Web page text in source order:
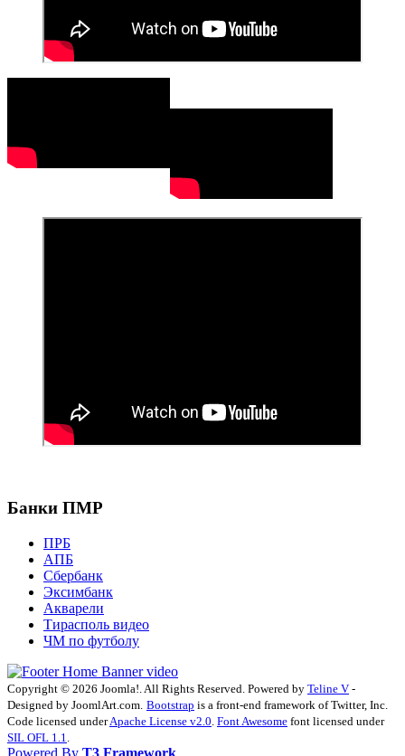
Банки ПМР
ПРБ
АПБ
Сбербанк
Эксимбанк
Акварели
Тирасполь видео
ЧМ по футболу
Copyright © 2026 Joomla!. All Rights Reserved. Powered by Teline V -
Designed by JoomlArt.com. Bootstrap is a front-end framework of Twitter, Inc.
Code licensed underApache License v2.0 Font Awesome font licensed under
SIL OFL 1.1
Powered By T3 Framework